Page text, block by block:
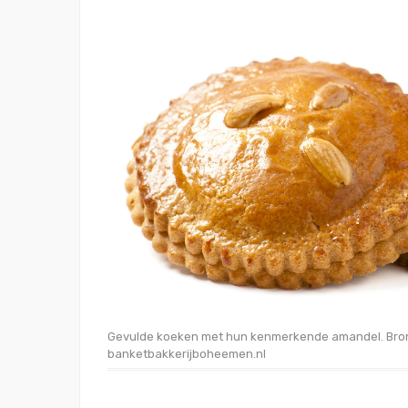
Gevulde koeken met hun kenmerkende amandel.
banketbakkerijboheemen.nl